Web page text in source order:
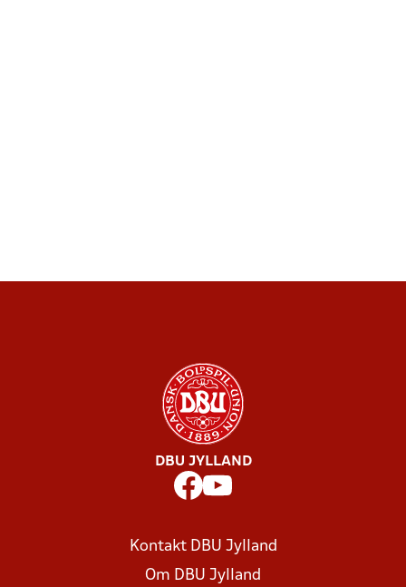
DBU JYLLAND
Kontakt DBU Jylland
Om DBU Jylland